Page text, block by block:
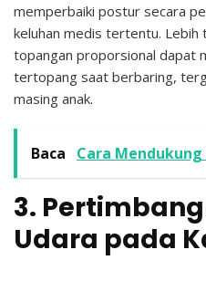
memperbaiki postur secara
keluhan medis tertentu. Lebih
topangan proporsional dapat
tertopang saat berbaring,
masing anak.
Baca Cara
3.
Udara pada